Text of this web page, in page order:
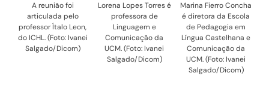
A reunião foi
articulada pelo
professor Ítalo Leon,
do ICHL. (Foto: Ivanei
Salgado/Dicom)
Lorena Lopes Torres é
professora de
Linguagem e
Comunicação da
UCM. (Foto: Ivanei
Salgado/Dicom)
Marina Fierro Concha
é diretora da Escola
de Pedagogia em
Língua Castelhana e
Comunicação da
UCM. (Foto: Ivanei
Salgado/Dicom)